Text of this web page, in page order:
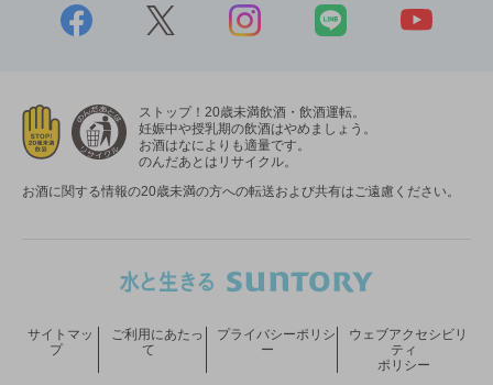
ストップ！20歳未満飲酒・飲酒運転。
妊娠中や授乳期の飲酒はやめましょう。
お酒はなによりも適量です。
のんだあとはリサイクル。
お酒に関する情報の20歳未満の方への転送および共有はご遠慮ください。
サイトマッ
プ
ご利用にあたっ
て
プライバシーポリシ
ー
ウェブアクセシビリ
ティ
ポリシー